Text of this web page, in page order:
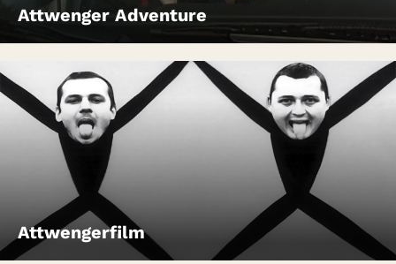
Attwenger Adventure
Attwengerfilm